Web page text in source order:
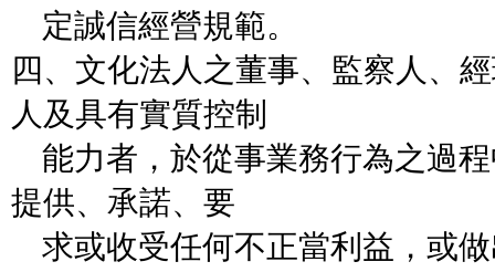
定誠信經營規範。
四、文化法人之董事、監察人、
人及具有實質控制
能力者，於從事業務行為之過
提供、承諾、要
求或收受任何不正當利益，或